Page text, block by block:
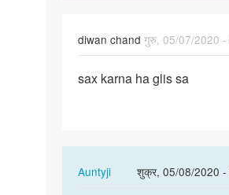
diwan chand गुरु, 05/07/2020
sax
sax karna ha glis sa
Auntyji
शुक्र, 05/08/2020
In